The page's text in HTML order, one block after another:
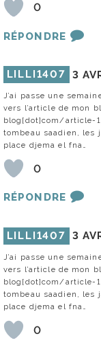
0
RÉPONDRE
LILLI1407 3
J’ai passe une
vers l’article de mon
blog[dot]com/article-
tombeau saadien, les
place djema el fna…
0
RÉPONDRE
LILLI1407 3
J’ai passe une
vers l’article de mon
blog[dot]com/article-
tombeau saadien, les
place djema el fna…
0